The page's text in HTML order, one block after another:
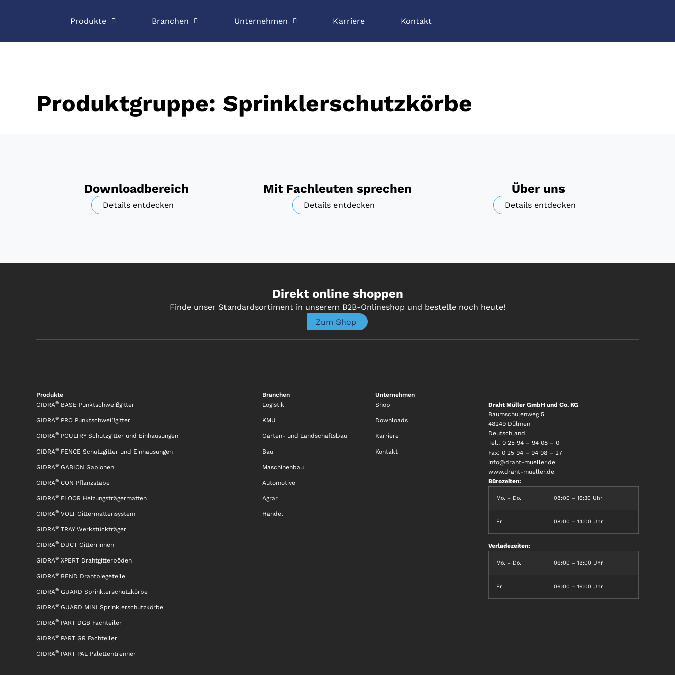
Produkte Branchen Unternehmen Karriere Kontakt
Produktgruppe: Sprinklerschutzkörbe
Downloadbereich
Details entdecken
Mit Fachleuten sprechen
Details entdecken
Über uns
Details entdecken
Direkt online shoppen
Finde unser Standardsortiment in unserem B2B-Onlineshop und bestelle noch heute!
Zum Shop
Produkte
GIDRA® BASE Punktschweißgitter
GIDRA® PRO Punktschweißgitter
GIDRA® POULTRY Schutzgitter und Einhausungen
GIDRA® FENCE Schutzgitter und Einhausungen
GIDRA® GABION Gabionen
GIDRA® CON Pflanzstäbe
GIDRA® FLOOR Heizungsträgermatten
GIDRA® VOLT Gittermattensystem
GIDRA® TRAY Werkstückträger
GIDRA® DUCT Gitterrinnen
GIDRA® XPERT Drahtgitterböden
GIDRA® BEND Drahtbiegeteile
GIDRA® GUARD Sprinklerschutzkörbe
GIDRA® GUARD MINI Sprinklerschutzkörbe
GIDRA® PART DGB Fachteiler
GIDRA® PART GR Fachteiler
GIDRA® PART PAL Palettentrenner
Branchen
Logistik
KMU
Garten- und Landschaftsbau
Bau
Maschinenbau
Automotive
Agrar
Handel
Unternehmen
Shop
Downloads
Karriere
Kontakt
Draht Müller GmbH und Co. KG
Baumschulenweg 5
48249 Dülmen
Deutschland
Tel.: 0 25 94 – 94 08 – 0
Fax: 0 25 94 – 94 08 – 27
info@draht-mueller.de
www.draht-mueller.de
Bürozeiten:
Mo. – Do. 08:00 – 16:30 Uhr
Fr. 08:00 – 14:00 Uhr
Verladezeiten:
Mo. – Do. 06:00 – 18:00 Uhr
Fr. 06:00 – 16:00 Uhr